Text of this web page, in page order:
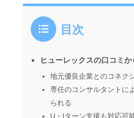
目次
ヒューレックスの口コミ
地元優良企業とのコネク
専任のコンサルタントに
られる
U・Iターン支援も対応可